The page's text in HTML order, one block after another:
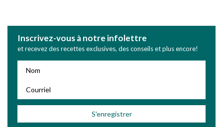
Inscrivez-vous à notre infolettre
et recevez des recettes exclusives, des conseils et plus encore!